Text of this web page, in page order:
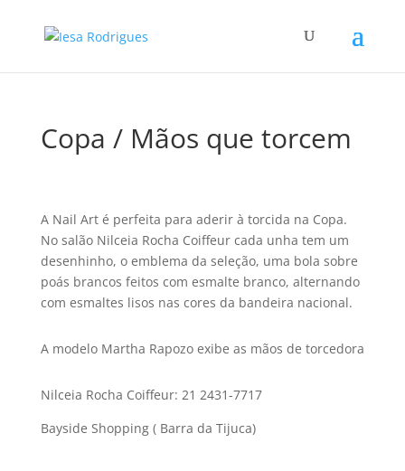
Copa / Mãos que torcem
A Nail Art é perfeita para aderir à torcida na Copa.
No salão Nilceia Rocha Coiffeur cada unha tem um
desenhinho, o emblema da seleção, uma bola sobre
poás brancos feitos com esmalte branco, alternando
com esmaltes lisos nas cores da bandeira nacional.
A modelo Martha Rapozo exibe as mãos de torcedora
Nilceia Rocha Coiffeur: 21 2431-7717
Bayside Shopping ( Barra da Tijuca)